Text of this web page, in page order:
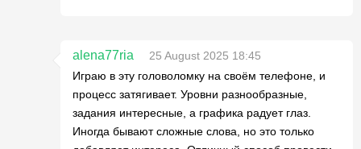
alena77ria
25 August 2025 18:45
Играю в эту головоломку на своём телефоне, и
процесс затягивает. Уровни разнообразные,
задания интересные, а графика радует глаз.
Иногда бывают сложные слова, но это только